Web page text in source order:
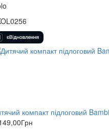
компакт підлоговий
Грн